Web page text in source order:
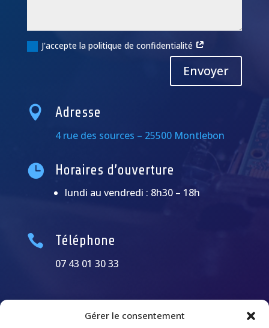
Gérer le consentement
J'accepte la politique de confidentialité
Envoyer
 Adresse
4 rue des sources – 25500 Montlebon
 Horaires d’ouverture
lundi au vendredi : 8h30 – 18h
 Téléphone
07 43 01 30 33